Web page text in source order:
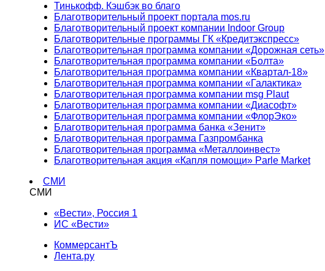
Тинькофф. Кэшбэк во благо
Благотворительный проект портала mos.ru
Благотворительный проект компании Indoor Group
Благотворительные программы ГК «Кредитэкспресс»
Благотворительная программа компании «Дорожная сеть»
Благотворительная программа компании «Болта»
Благотворительная программа компании «Квартал-18»
Благотворительная программа компании «Галактика»
Благотворительная программа компании msg Plaut
Благотворительная программа компании «Диасофт»
Благотворительная программа компании «ФлорЭко»
Благотворительная программа банка «Зенит»
Благотворительная программа Газпромбанка
Благотворительная программа «Металлоинвест»
Благотворительная акция «Капля помощи» Parle Market
СМИ
СМИ
«Вести», Россия 1
ИС «Вести»
КоммерсантЪ
Лента.ру